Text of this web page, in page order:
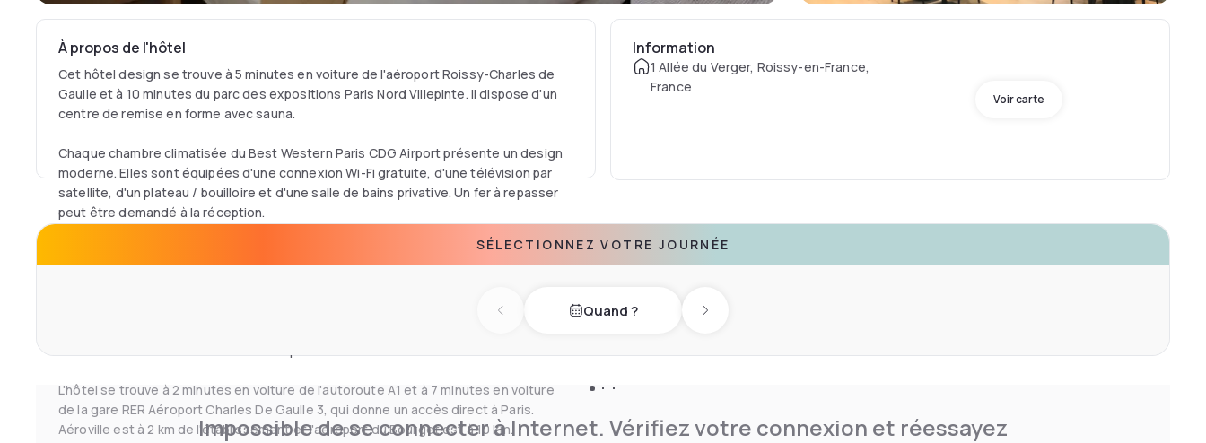
À propos de l'hôtel
Cet hôtel design se trouve à 5 minutes en voiture de l'aéroport Roissy-Charles de
Gaulle et à 10 minutes du parc des expositions Paris Nord Villepinte. Il dispose d'un
centre de remise en forme avec sauna.
Chaque chambre climatisée du Best Western Paris CDG Airport présente un design
moderne. Elles sont équipées d'une connexion Wi-Fi gratuite, d'une télévision par
satellite, d'un plateau / bouilloire et d'une salle de bains privative. Un fer à repasser
peut être demandé à la réception.
Le restaurant sert un petit-déjeuner buffet et une cuisine internationale dans le coin
repas chic. Vous pourrez également prendre un verre au bar, qui sert également des
L'hôtel se trouve à 2 minutes en voiture de l'autoroute A1 et à 7 minutes en voiture
de la gare RER Aéroport Charles De Gaulle 3, qui donne un accès direct à Paris.
Aéroville est à 2 km de l'établissement et l'aéroport du Bourget est à 10 km.
Information
1 Allée du Verger, Roissy-en-France,
France
Voir carte
SÉLECTIONNEZ VOTRE JOURNÉE
Previous dayQuand ? Next day
Impossible de se connecter à Internet. Vérifiez votre connexion et réessayez